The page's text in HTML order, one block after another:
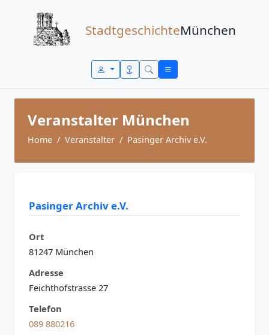
StadtgeschichteMünchen
Veranstalter München
Home Veranstalter Pasinger Archiv e.V.
Pasinger Archiv e.V.
Ort
81247 München
Adresse
Feichthofstrasse 27
Telefon
089 880216